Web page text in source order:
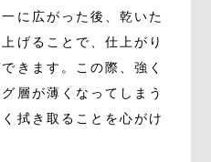
に広がった後、乾いた
げることで、仕上がり
きます。この際、強く
層が薄くなってしまう
拭き取ることを心がけ